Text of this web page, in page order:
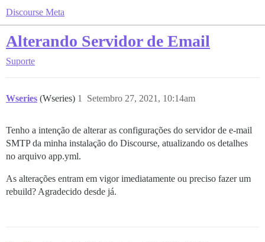
Discourse Meta
Alterando Servidor de Email
Suporte
Wseries (Wseries) Setembro 27, 2021, 10:14am
1
Tenho a intenção de alterar as configurações do servidor de e-mail
SMTP da minha instalação do Discourse, atualizando os detalhes
no arquivo app.yml.
As alterações entram em vigor imediatamente ou preciso fazer um
rebuild? Agradecido desde já.